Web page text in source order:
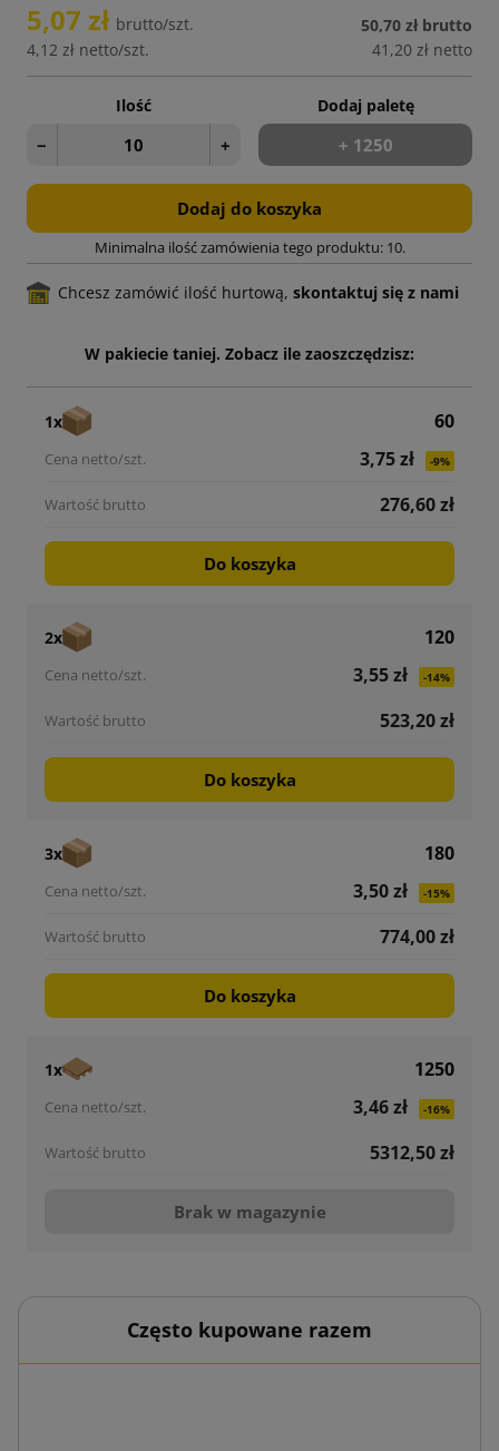
5,07 zł brutto/szt.
4,12 zł netto/szt.
50,70 zł brutto
41,20 zł netto
Ilość
− +
Dodaj paletę
+ 1250
Dodaj do koszyka
Minimalna ilość zamówienia tego produktu: 10.
Chcesz zamówić ilość hurtową, skontaktuj się z nami
W pakiecie taniej. Zobacz ile zaoszczędzisz:
1x
60
3,75 zł
-9%
276,60 zł
Do koszyka
2x
120
3,55 zł
-14%
523,20 zł
Do koszyka
3x
180
3,50 zł
-15%
774,00 zł
Do koszyka
1x
1250
3,46 zł
-16%
5312,50 zł
Brak w magazynie
Często kupowane razem